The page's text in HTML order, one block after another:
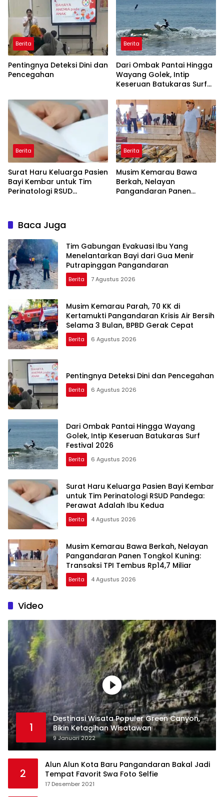
Berita
Pentingnya Deteksi Dini dan
Pencegahan
Berita
Dari Ombak Pantai Hingga
Wayang Golek, Intip
Keseruan Batukaras Surf
Berita
Surat Haru Keluarga Pasien
Bayi Kembar untuk Tim
Perinatologi RSUD
Berita
Musim Kemarau Bawa
Berkah, Nelayan
Pangandaran Panen
Baca Juga
Tim Gabungan Evakuasi Ibu Yang
Menelantarkan Bayi dari Gua Menir
Putrapinggan Pangandaran
Berita 7 Agustus 2026
Musim Kemarau Parah, 70 KK di
Kertamukti Pangandaran Krisis Air Bersih
Selama 3 Bulan, BPBD Gerak Cepat
Berita 6 Agustus 2026
Pentingnya Deteksi Dini dan Pencegahan
Berita 6 Agustus 2026
Dari Ombak Pantai Hingga Wayang
Golek, Intip Keseruan Batukaras Surf
Festival 2026
Berita 6 Agustus 2026
Surat Haru Keluarga Pasien Bayi Kembar
untuk Tim Perinatologi RSUD Pandega:
Perawat Adalah Ibu Kedua
Berita 4 Agustus 2026
Musim Kemarau Bawa Berkah, Nelayan
Pangandaran Panen Tongkol Kuning:
Transaksi TPI Tembus Rp14,7 Miliar
Berita 4 Agustus 2026
Video
1
Destinasi Wisata Populer Green Canyon,
Bikin Ketagihan Wisatawan
9 Januari 2022
2
Alun Alun Kota Baru Pangandaran Bakal Jadi
Tempat Favorit Swa Foto Selfie
17 Desember 2021